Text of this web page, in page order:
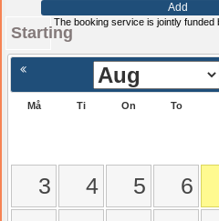
Add
Starting
The booking service is jointly funded
Må Ti On To
3
4 5 6